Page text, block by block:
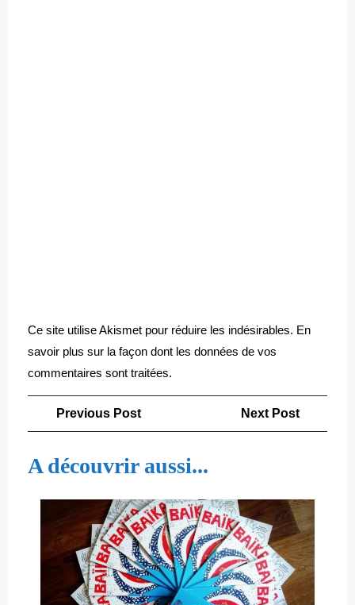
Ce site utilise Akismet pour réduire les indésirables. En
savoir plus sur la façon dont les données de vos
commentaires sont traitées.
Navigation
de
l’article
Previous PostPrevious
Next Post
A découvrir aussi...